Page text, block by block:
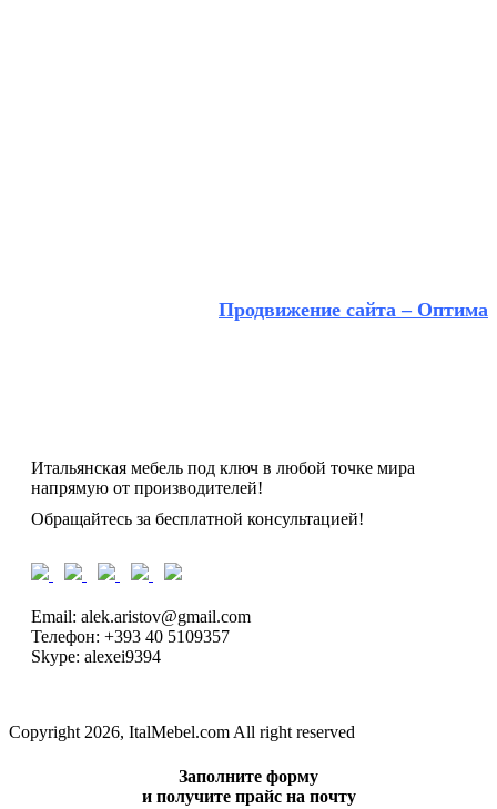
Продвижение сайта – Оптима
Итальянская мебель под ключ в любой точке мира
напрямую от производителей!
Обращайтесь за бесплатной консультацией!
Email: alek.aristov@gmail.com
Телефон: +393 40 5109357
Skype: alexei9394
Copyright 2026, ItalMebel.com All right reserved
Заполните форму
и получите прайс на почту